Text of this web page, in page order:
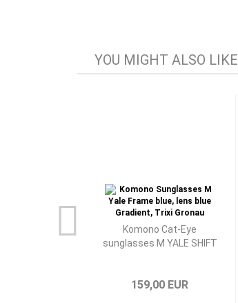
YOU MIGHT ALSO LIKE
Komono Cat-Eye
sunglasses M YALE SHIFT
159,00 EUR